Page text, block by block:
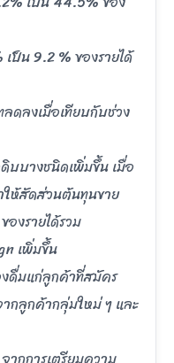
ป็น 9.2 % ของรายได้
ดลงเมื่อเทียบกับช่วง
บบางชนิดเพิ่มขึ้น เมื่อ
ให้สัดส่วนต้นทุนขาย
งรายได้รวม
เพิ่มขึ้น
ดื่มแก่ลูกค้าที่สมัคร
กลูกค้ากลุ่มใหม่ ๆ และ